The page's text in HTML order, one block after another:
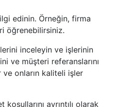
edinin. Örneğin, firma
öğrenebilirsiniz.
inceleyin ve işlerinin
ve müşteri referanslarını
onların kaliteli işler
ayrıntılı olarak